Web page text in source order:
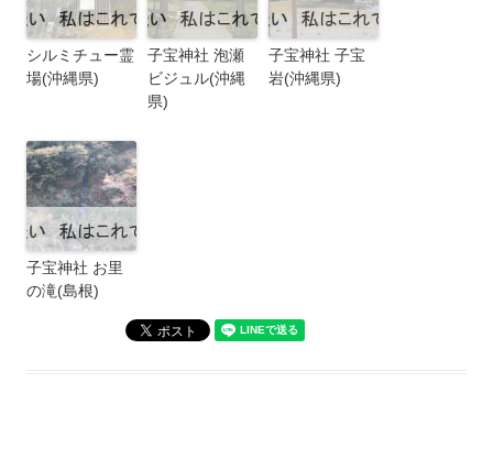
シルミチュー霊
場(沖縄県)
子宝神社 泡瀬
ビジュル(沖縄
県)
子宝神社 子宝
岩(沖縄県)
子宝神社 お里
の滝(島根)